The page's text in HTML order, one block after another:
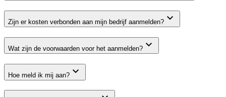
Zijn er kosten verbonden aan mijn bedrijf aanmelden?
Wat zijn de voorwaarden voor het aanmelden?
Hoe meld ik mij aan?